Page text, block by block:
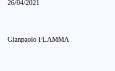
26/04/2021
Gianpaolo FLAMMA